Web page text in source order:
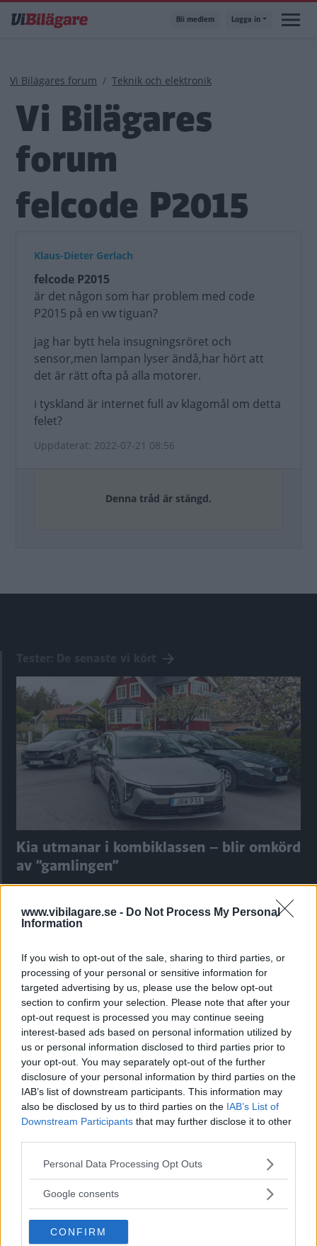
www.vibilagare.se - Do Not Process My Personal
Information
If you wish to opt-out of the sale, sharing to third parties, or
processing of your personal or sensitive information for
targeted advertising by us, please use the below opt-out
section to confirm your selection. Please note that after your
opt-out request is processed you may continue seeing
interest-based ads based on personal information utilized by
us or personal information disclosed to third parties prior to
your opt-out. You may separately opt-out of the further
disclosure of your personal information by third parties on the
IAB’s list of downstream participants. This information may
also be disclosed by us to third parties on the IAB’s List of
Downstream Participants that may further disclose it to other
Please note that this website/app uses one or more Google
not limited to your visit or usage behaviour. You may click to
use your data for below specified purposes in below Google
consent section.
Personal Data Processing Opt Outs
Google consents
CONFIRM
till
Bli medlem Logga in
Länkstig
Vi Bilägares forum Teknik och elektronik
Vi Bilägares
forum
felcode P2015
Klaus-Dieter Gerlach
felcode P2015
är det någon som har problem med code
P2015 på en vw tiguan?
jag har bytt hela insugningsröret och
sensor,men lampan lyser ändå,har hört att
det är rätt ofta på alla motorer.
i tyskland är internet full av klagomål om detta
felet?
Uppdaterat: 2022-07-21 08:56
Denna tråd är stängd.
Kia utmanar i kombiklassen – blir omkörd
av ”gamlingen”
Nykomlingen fälls av en besvärande nackdel.
”God chans att bli ny favorit”
Utbudet av terrängdugliga kombibilar har krympt men fylls
nu på av eldrivna Toyota bZ4X Touring. Vi provkör.